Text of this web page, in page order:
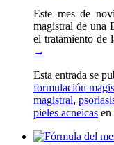
Este mes de
magistral de una
el tratamiento de
→
Esta entrada se
formulación
magistral,
pieles acneicas en